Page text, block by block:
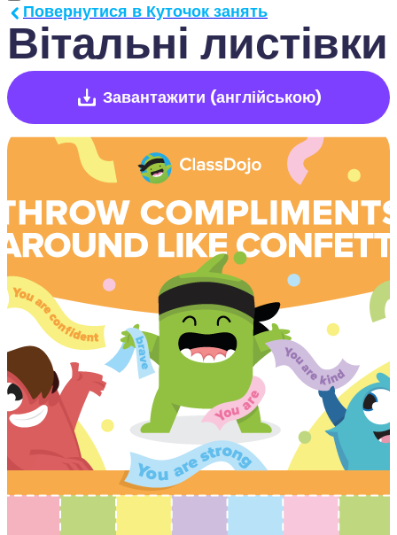
Вітальні листівки
Повернутися в Куточок занять
Завантажити (англійською)